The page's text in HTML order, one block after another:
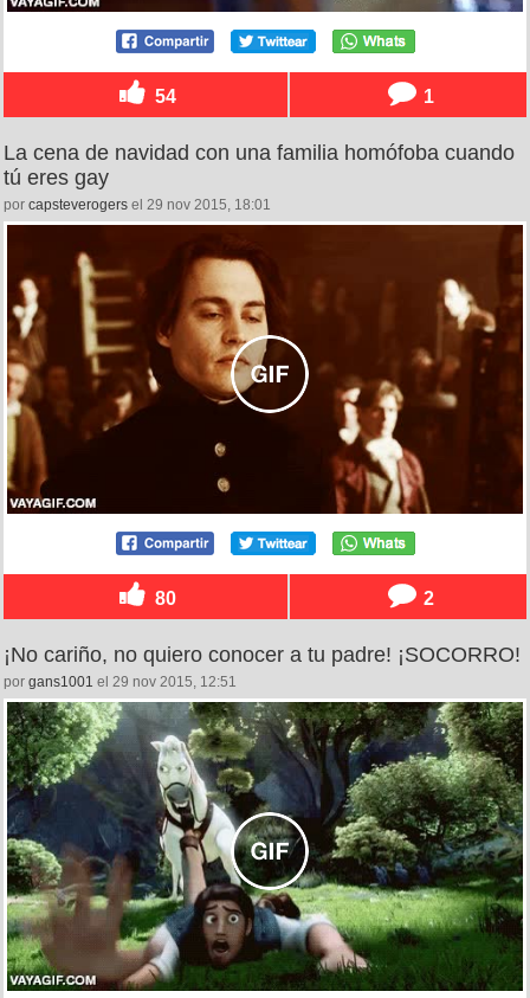
54 1
La cena de navidad con una familia homófoba cuando
tú eres gay
por capsteverogers el 29 nov 2015, 18:01
80 2
¡No cariño, no quiero conocer a tu padre! ¡SOCORRO!
por gans1001 el 29 nov 2015, 12:51